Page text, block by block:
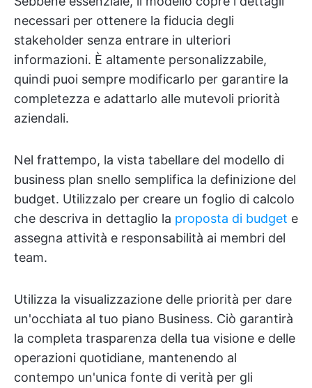
necessari per ottenere la fiducia degli
stakeholder senza entrare in ulteriori
informazioni. È altamente personalizzabile,
quindi puoi sempre modificarlo per garantire la
completezza e adattarlo alle mutevoli priorità
aziendali.
Nel frattempo, la vista tabellare del modello di
business plan snello semplifica la definizione del
budget. Utilizzalo per creare un foglio di calcolo
che descriva in dettaglio la proposta di budget e
assegna attività e responsabilità ai membri del
team.
Utilizza la visualizzazione delle priorità per dare
un'occhiata al tuo piano Business. Ciò garantirà
la completa trasparenza della tua visione e delle
operazioni quotidiane, mantenendo al
contempo un'unica fonte di verità per gli